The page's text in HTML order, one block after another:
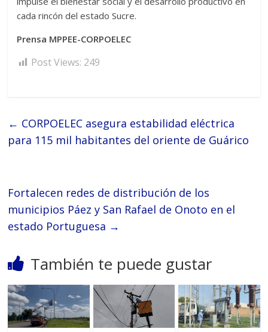
cada rincón del estado Sucre.
Prensa MPPEE-CORPOELEC
Post Views: 249
← ‎CORPOELEC asegura estabilidad eléctrica
para 115 mil habitantes del oriente de Guárico
‎Fortalecen redes de distribución de los
municipios Páez y San Rafael de Onoto en el
estado Portuguesa →
También te puede gustar